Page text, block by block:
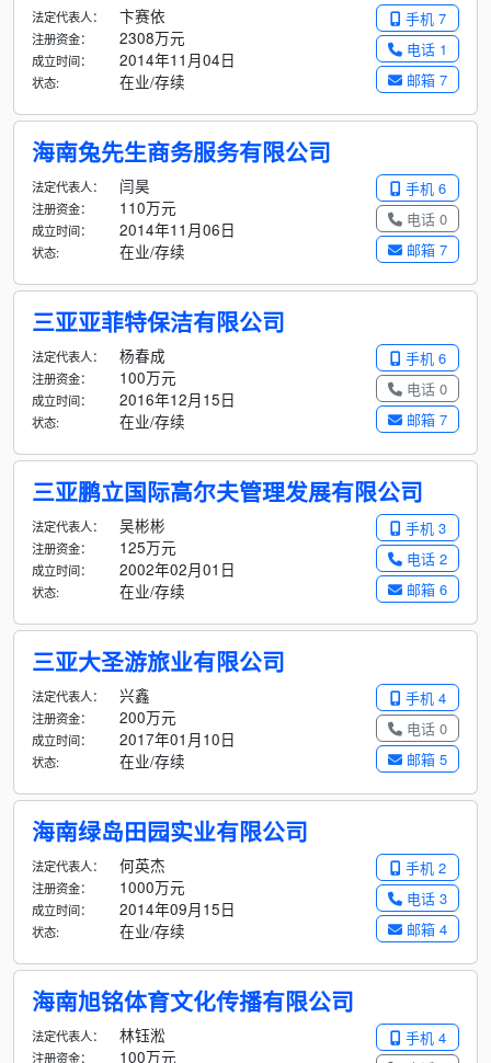
手机 7
电话 1
邮箱 7
法定代表人： 卞赛依
注册资金： 2308万元
成立时间： 2014年11月04日
状态: 在业/存续
海南兔先生商务服务有限公司
手机 6
电话 0
邮箱 7
法定代表人： 闫昊
注册资金： 110万元
成立时间： 2014年11月06日
状态: 在业/存续
三亚亚菲特保洁有限公司
手机 6
电话 0
邮箱 7
法定代表人： 杨春成
注册资金： 100万元
成立时间： 2016年12月15日
状态: 在业/存续
三亚鹏立国际高尔夫管理发展有限公司
手机 3
电话 2
邮箱 6
法定代表人： 吴彬彬
注册资金： 125万元
成立时间： 2002年02月01日
状态: 在业/存续
三亚大圣游旅业有限公司
手机 4
电话 0
邮箱 5
法定代表人： 兴鑫
注册资金： 200万元
成立时间： 2017年01月10日
状态: 在业/存续
海南绿岛田园实业有限公司
手机 2
电话 3
邮箱 4
法定代表人： 何英杰
注册资金： 1000万元
成立时间： 2014年09月15日
状态: 在业/存续
海南旭铭体育文化传播有限公司
手机 4
法定代表人： 林钰淞
注册资金： 100万元